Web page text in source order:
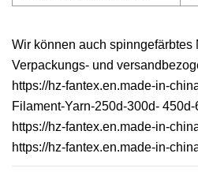
Wir können auch spinngefärbtes
Verpackungs- und
https://hz-fantex.en.made-in-
Filament-Yarn-250d-300d-
https://hz-fantex.en.made-in-
https://hz-fantex.en.made-in-